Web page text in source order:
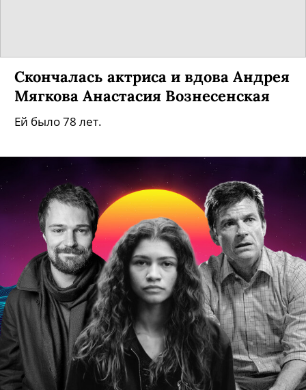
Скончалась актриса и вдова Андрея
Мягкова Анастасия Вознесенская
Ей было 78 лет.